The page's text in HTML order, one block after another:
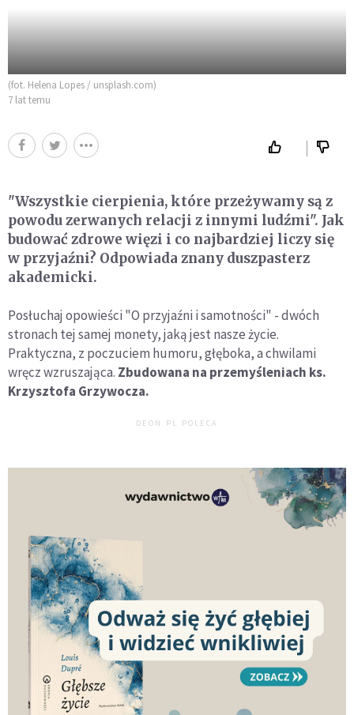
(fot. Helena Lopes / unsplash.com)
7 lat temu
"Wszystkie cierpienia, które przeżywamy są z
powodu zerwanych relacji z innymi ludźmi". Jak
budować zdrowe więzi i co najbardziej liczy się
w przyjaźni? Odpowiada znany duszpasterz
akademicki.
Posłuchaj opowieści "O przyjaźni i samotności" - dwóch
stronach tej samej monety, jaką jest nasze życie.
Praktyczna, z poczuciem humoru, głęboka, a chwilami
wręcz wzruszająca. Zbudowana na przemyśleniach ks.
Krzysztofa Grzywocza.
DEON.PL POLECA